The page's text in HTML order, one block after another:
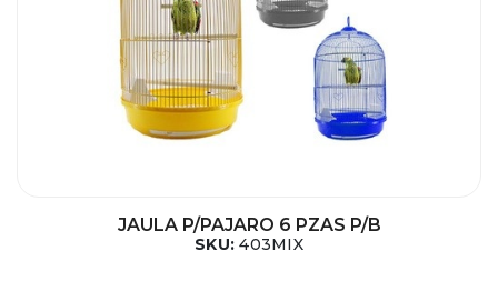
JAULA P/PAJARO 6 PZAS P/B
SKU:403MIX